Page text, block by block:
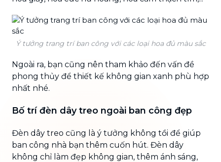
Ý tưởng trang trí ban công với các loại hoa đủ màu sắc
Ngoài ra, bạn cũng nên tham khảo đến vấn đề
phong thủy để thiết kế không gian xanh phù hợp
nhất nhé.
Bố trí đèn dây treo ngoài ban công đẹp
Đèn dây treo cũng là ý tưởng không tồi để giúp
ban công nhà bạn thêm cuốn hút. Đèn dây
không chỉ làm đẹp không gian, thêm ánh sáng,